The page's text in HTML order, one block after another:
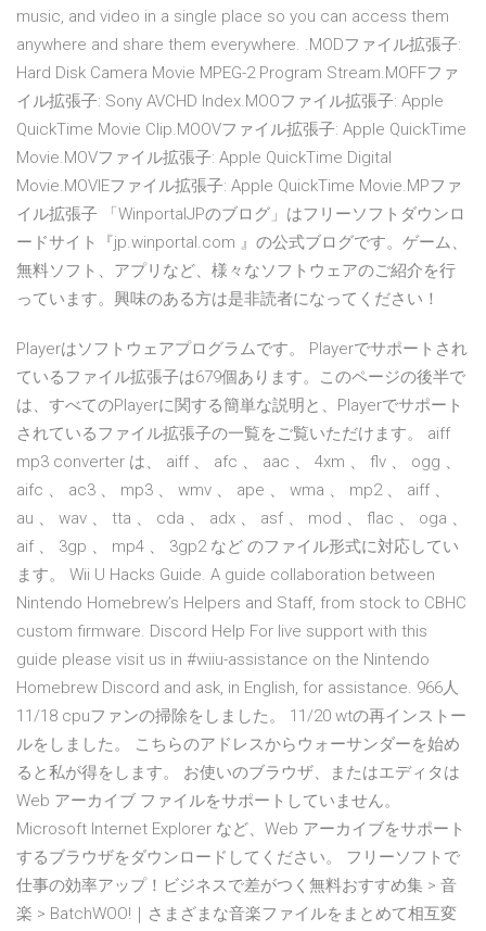
music, and video in a single place so you can access them
anywhere and share them everywhere. .MODファイル拡張子:
Hard Disk Camera Movie MPEG-2 Program Stream.MOFFファ
イル拡張子: Sony AVCHD Index.MOOファイル拡張子: Apple
QuickTime Movie Clip.MOOVファイル拡張子: Apple QuickTime
Movie.MOVファイル拡張子: Apple QuickTime Digital
Movie.MOVIEファイル拡張子: Apple QuickTime Movie.MPファ
イル拡張子 「WinportalJPのブログ」はフリーソフトダウンロ
ードサイト『jp.winportal.com 』の公式ブログです。ゲーム、
無料ソフト、アプリなど、様々なソフトウェアのご紹介を行
っています。興味のある方は是非読者になってください！
Playerはソフトウェアプログラムです。 Playerでサポートされ
ているファイル拡張子は679個あります。このページの後半で
は、すべてのPlayerに関する簡単な説明と、Playerでサポート
されているファイル拡張子の一覧をご覧いただけます。 aiff
mp3 converter は、 aiff 、 afc 、 aac 、 4xm 、 flv 、 ogg 、
aifc 、 ac3 、 mp3 、 wmv 、 ape 、 wma 、 mp2 、 aiff 、
au 、 wav 、 tta 、 cda 、 adx 、 asf 、 mod 、 flac 、 oga 、
aif 、 3gp 、 mp4 、 3gp2 など のファイル形式に対応してい
ます。 Wii U Hacks Guide. A guide collaboration between
Nintendo Homebrew’s Helpers and Staff, from stock to CBHC
custom firmware. Discord Help For live support with this
guide please visit us in #wiiu-assistance on the Nintendo
Homebrew Discord and ask, in English, for assistance. 966人
11/18 cpuファンの掃除をしました。 11/20 wtの再インストー
ルをしました。 こちらのアドレスからウォーサンダーを始め
ると私が得をします。 お使いのブラウザ、またはエディタは
Web アーカイブ ファイルをサポートしていません。
Microsoft Internet Explorer など、Web アーカイブをサポート
するブラウザをダウンロードしてください。 フリーソフトで
仕事の効率アップ！ビジネスで差がつく無料おすすめ集 > 音
楽 > BatchWOO!｜さまざまな音楽ファイルをまとめて相互変